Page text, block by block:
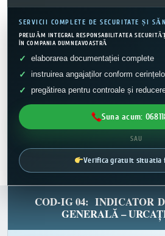
SERVICII COMPLETE DE SECURITATE ȘI
PRELUĂM INTEGRAL RESPONSABILITATEA
ÎN COMPANIA DUMNEAVOASTRĂ
elaborarea documentației complete
instruirea angajaților conform
pregătirea pentru controale și
Suna acum:
SAU
Verifica gratuit situatia
COD-IG 04: INDICATOR
GENERALĂ –